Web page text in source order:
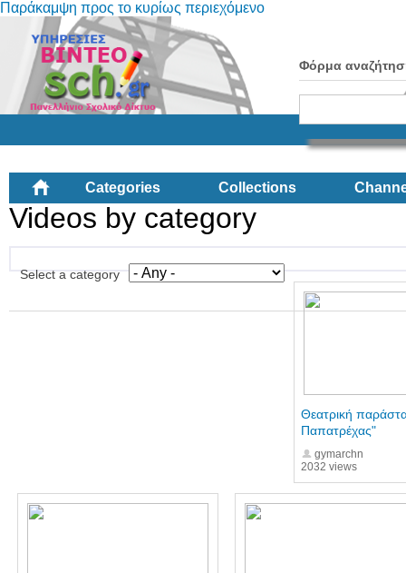
Παράκαμψη προς το κυρίως περιεχόμενο
Φόρμα
Categories Collections
Videos by category
Select a category
2032 views
Θεατρική
Παπατρέχας"
gymarchn